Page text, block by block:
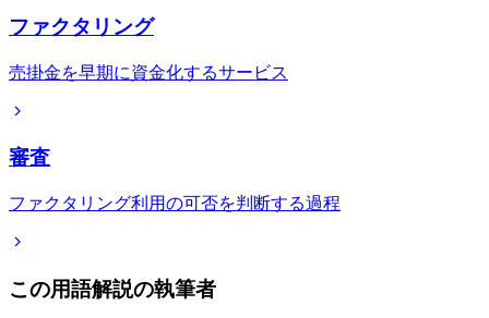
ファクタリング
売掛金を早期に資金化するサービス
審査
ファクタリング利用の可否を判断する過程
この用語解説の執筆者